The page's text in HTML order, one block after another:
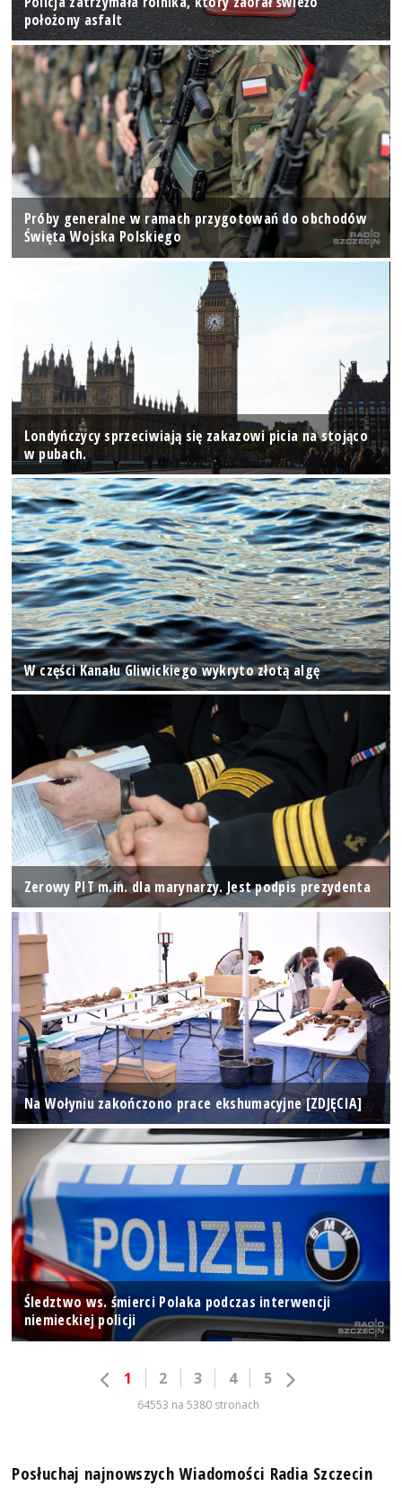
położony asfalt
Próby generalne w ramach przygotowań do obchodów
Święta Wojska Polskiego
Londyńczycy sprzeciwiają się zakazowi picia na stojąco
w pubach.
W części Kanału Gliwickiego wykryto złotą algę
Zerowy PIT m.in. dla marynarzy. Jest podpis prezydenta
Na Wołyniu zakończono prace ekshumacyjne [ZDJĘCIA]
Śledztwo ws. śmierci Polaka podczas interwencji
niemieckiej policji
1 2 3 4 5
64553 na 5380 stronach
Posłuchaj najnowszych Wiadomości Radia Szczecin